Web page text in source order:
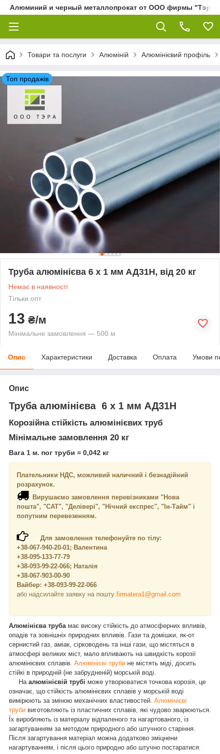
Алюминий и черный металлопрокат от ООО фирмы "Тэра"
Товари та послуги Алюміній Алюмінієвий профіль
Топ продажів
Труба алюмінієва 6 х 1 мм АД31Н, від 20 кг
Немає в наявності
Тільки опт
13 ₴/м
Мінімальне замовлення — 500 м
Опис Характеристики Доставка Оплата Умови
Опис
Труба алюмінієва 6 х 1 мм АД31Н
Корозійна стійкість алюмінієвих труб
Мінімальне замовлення 20 кг
Вага 1 м. пог труби = 0,042 кг
Плательники НДС, можливий наличний і безнадійний
розрахунок.
Вирушаємо замовлення перевізниками "Нова
пошта", "САТ", "Делівері", "Нічний експрес", "Ін-Тайм" і
попутним перевезенням.
Для замовлення телефонуйте по тілу:
+38-067-940-20-01; Валентина
+38-095-133-77-79
+38-093-99-22-066; Наталія
+38-067-903-00-90
Вайбер: +38-093-99-22-066
або надсилайте заявку на пошту firmatera1@gmail.com
Алюмінієва труба має високу стійкість до атмосферних впливів,
опадів та зовнішніх природних впливів. Гази та домішки, як-от
сернистий газ, аміак, сірководень та інші гази, що містяться в
атмосфері великих міст, мало впливають на швидкість корозії
алюмінієвих сплавів. Алюмінієві труби не містять міді, досить
стійкі в природній (не забрудненій) морській воді.
На алюмінієвій трубі може утворюватися точкова корозія, це
означає, що стійкість алюмінієвих сплавів у морській воді
вимірюють за зміною механічних властивостей. Алюмінієві
труби виготовляють із пластичних сплавів, які чудово зварюються.
Їх виробляють із матеріалу відпаленого та нагартованого, із
загартуванням за методом природного або штучного старіння.
Після загартування матеріал можна додатково зміцнени
нагартуванням, і після цього природно або штучно постаратися.